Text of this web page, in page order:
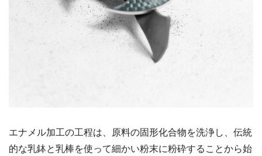
エナメル加工の工程は、原料の固形化合物を洗浄し、伝統
的な乳鉢と乳棒を使って細かい粉末に粉砕することから始